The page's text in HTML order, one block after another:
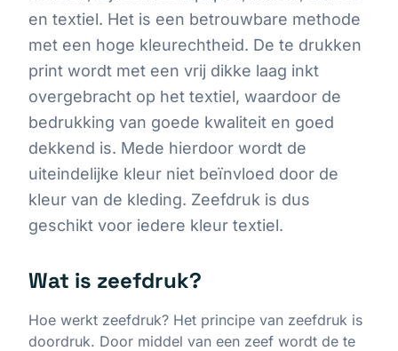
en textiel. Het is een betrouwbare methode
met een hoge kleurechtheid. De te drukken
print wordt met een vrij dikke laag inkt
overgebracht op het textiel, waardoor de
bedrukking van goede kwaliteit en goed
dekkend is. Mede hierdoor wordt de
uiteindelijke kleur niet beïnvloed door de
kleur van de kleding. Zeefdruk is dus
geschikt voor iedere kleur textiel.
Wat is zeefdruk?
Hoe werkt zeefdruk? Het principe van zeefdruk is
doordruk. Door middel van een zeef wordt de te